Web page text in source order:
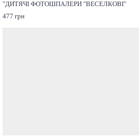
"ДИТЯЧІ ФОТОШПАЛЕРИ "ВЕСЕЛКОВІ"
477 грн